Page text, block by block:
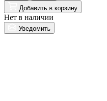
Добавить в корзину
Нет в наличии
Уведомить